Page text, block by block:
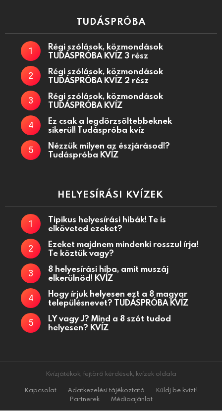
TUDÁSPRÓBA
Régi szólások, közmondások
TUDÁSPRÓBA KVÍZ 3 rész
Régi szólások, közmondások
TUDÁSPRÓBA KVÍZ 2 rész
Régi szólások, közmondások
TUDÁSPRÓBA KVÍZ
Ez csak a legdörzsöltebbeknek
sikerül! Tudáspróba kvíz
Nézzük milyen az észjárásod!?
Tudáspróba KVÍZ
HELYESÍRÁSI KVÍZEK
Tipikus helyesírási hibák! Te is
elköveted ezeket?
Ezeket majdnem mindenki rosszul írja!
Te köztük vagy?
8 helyesírási hiba, amit muszáj
elkerülnöd! KVÍZ
Hogy írjuk helyesen ezt a 8 magyar
településnevet? TUDÁSPRÓBA KVÍZ
LY vagy J? Mind a 8 szót tudod
helyesen? KVÍZ
Kvízjátékok, fejtörő kérdések, kvízek oldala
Kapcsolat
Adatkezelési tájékoztató
Küldj be kvízt!
Partnerek
Médiaajánlat